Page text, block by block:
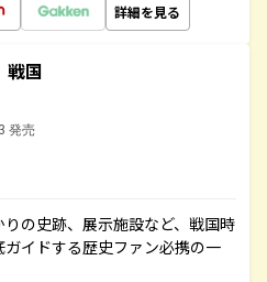
詳細を見る
国
発売
の史跡、展示施設など、戦国時
イドする歴史ファン必携の一